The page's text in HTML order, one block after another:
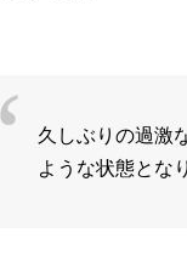
久しぶりの過激
ような状態とな